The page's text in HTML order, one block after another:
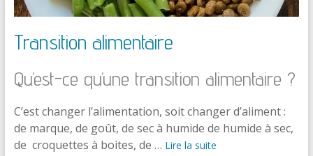
Transition alimentaire
Qu’est-ce qu’une transition alimentaire ?
C’est changer l’alimentation, soit changer d’aliment :
de marque, de goût, de sec à humide de humide à sec,
de croquettes à boites, de … Lire la suite